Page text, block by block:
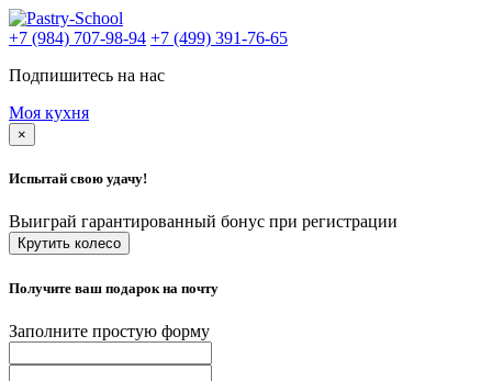
+7 (984) 707-98-94 +7 (499) 391-76-65
Подпишитесь на нас
Моя кухня
×
Испытай свою удачу!
Выиграй гарантированный бонус при регистрации
Крутить колесо
Получите ваш подарок на почту
Заполните простую форму